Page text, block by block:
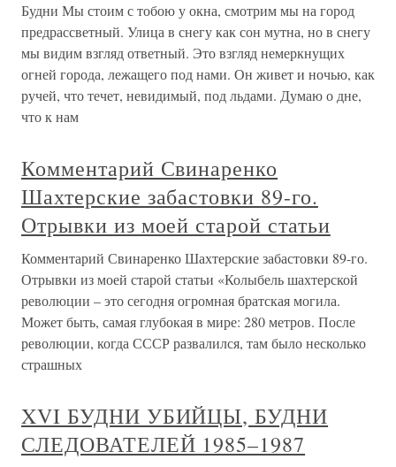
Будни Мы стоим с тобою у окна, смотрим мы на город
предрассветный. Улица в снегу как сон мутна, но в снегу
мы видим взгляд ответный. Это взгляд немеркнущих
огней города, лежащего под нами. Он живет и ночью, как
ручей, что течет, невидимый, под льдами. Думаю о дне,
что к нам
Комментарий Свинаренко
Шахтерские забастовки 89-го.
Отрывки из моей старой статьи
Комментарий Свинаренко Шахтерские забастовки 89-го.
Отрывки из моей старой статьи «Колыбель шахтерской
революции – это сегодня огромная братская могила.
Может быть, самая глубокая в мире: 280 метров. После
революции, когда СССР развалился, там было несколько
страшных
XVI БУДНИ УБИЙЦЫ, БУДНИ
СЛЕДОВАТЕЛЕЙ 1985–1987